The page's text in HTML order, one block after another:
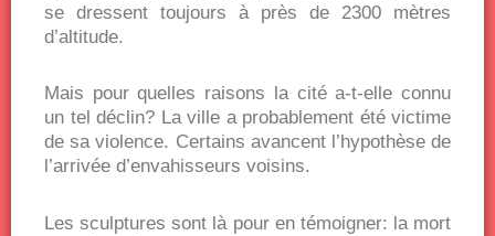
se dressent toujours à près de 2300 mètres
d’altitude.
Mais pour quelles raisons la cité a-t-elle connu
un tel déclin? La ville a probablement été victime
de sa violence. Certains avancent l’hypothèse de
l’arrivée d’envahisseurs voisins.
Les sculptures sont là pour en témoigner: la mort